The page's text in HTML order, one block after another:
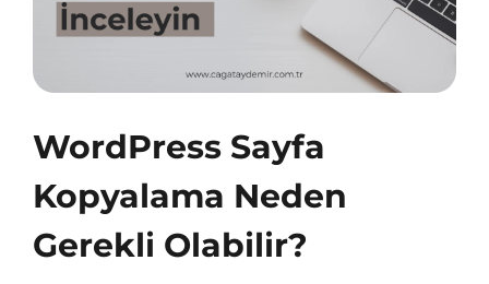
WordPress Sayfa
Kopyalama Neden
Gerekli Olabilir?